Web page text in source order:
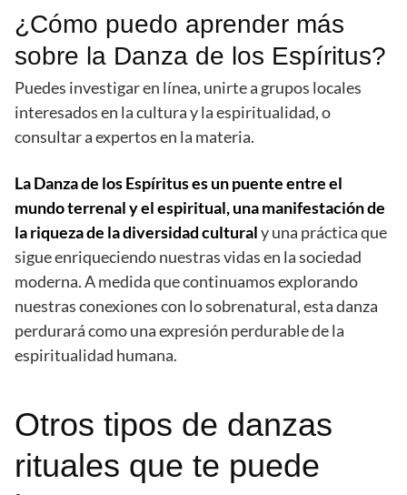
¿Cómo puedo aprender más
sobre la Danza de los Espíritus?
Puedes investigar en línea, unirte a grupos locales
interesados en la cultura y la espiritualidad, o
consultar a expertos en la materia.
La Danza de los Espíritus es un puente entre el
mundo terrenal y el espiritual, una manifestación de
la riqueza de la diversidad culturaly una práctica que
sigue enriqueciendo nuestras vidas en la sociedad
moderna. A medida que continuamos explorando
nuestras conexiones con lo sobrenatural, esta danza
perdurará como una expresión perdurable de la
espiritualidad humana.
Otros tipos de danzas
rituales que te puede